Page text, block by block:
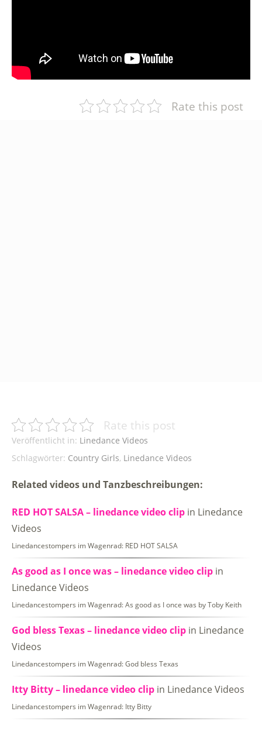
Rate this post
Rate this post
Veröffentlicht in: Linedance Videos
Schlagwörter: Country Girls, Linedance Videos
Related videos und Tanzbeschreibungen:
RED HOT SALSA – linedance video clip in Linedance
Videos
Linedancestompers im Wagenrad: RED HOT SALSA
As good as I once was – linedance video clip in
Linedance Videos
Linedancestompers im Wagenrad: As good as I once was by Toby Keith
God bless Texas – linedance video clip in Linedance
Videos
Linedancestompers im Wagenrad: God bless Texas
Itty Bitty – linedance video clip in Linedance Videos
Linedancestompers im Wagenrad: Itty Bitty